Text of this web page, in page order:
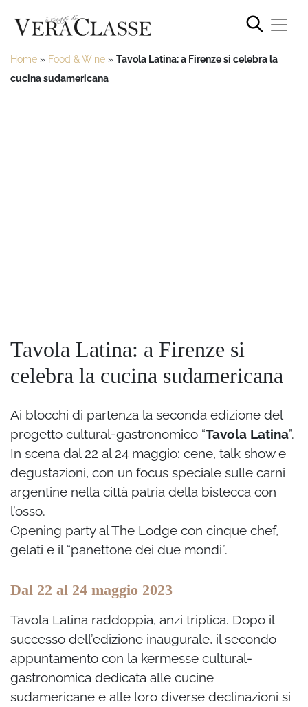
Home » Food & Wine » Tavola Latina: a Firenze si celebra la
cucina sudamericana
Tavola Latina: a Firenze si
celebra la cucina sudamericana
Ai blocchi di partenza la seconda edizione del
progetto cultural-gastronomico “Tavola Latina”.
In scena dal 22 al 24 maggio: cene, talk show e
degustazioni, con un focus speciale sulle carni
argentine nella città patria della bistecca con
l’osso.
Opening party al The Lodge con cinque chef,
gelati e il “panettone dei due mondi”.
Dal 22 al 24 maggio 2023
Tavola Latina raddoppia, anzi triplica. Dopo il
successo dell’edizione inaugurale, il secondo
appuntamento con la kermesse cultural-
gastronomica dedicata alle cucine
sudamericane e alle loro diverse declinazioni si